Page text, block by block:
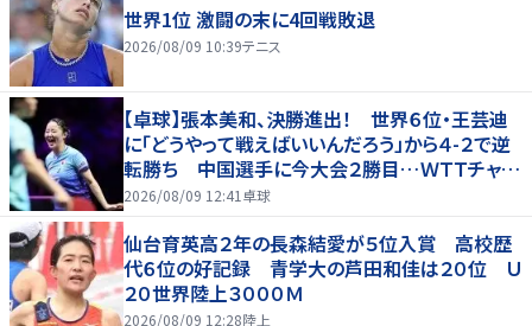
世界1位 激闘の末に4回戦敗退
2026/08/09 10:39テニス
【卓球】張本美和、決勝進出！ 世界６位・王芸迪
に「どうやって戦えばいいんだろう」から４-２で逆
転勝ち 中国選手に今大会２勝目…ＷＴＴチャン
ピオンズ横浜
2026/08/09 12:41 卓球
仙台育英高２年の長森結愛が５位入賞 高校歴
代６位の好記録 青学大の芦田和佳は２０位 Ｕ
２０世界陸上３０００Ｍ
2026/08/09 12:28陸上